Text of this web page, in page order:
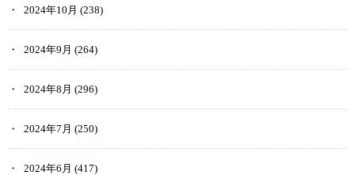
2024年10月 (238)
2024年9月 (264)
2024年8月 (296)
2024年7月 (250)
2024年6月 (417)